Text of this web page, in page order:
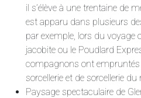
il s’élève à une trentaine de
est apparu dans plusieurs
par exemple, lors du voyage
jacobite ou le Poudlard
compagnons ont empruntés
sorcellerie et de sorcellerie
Paysage spectaculaire de